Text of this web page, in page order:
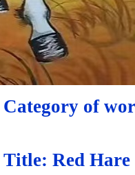
Category of
Title: Red Hare